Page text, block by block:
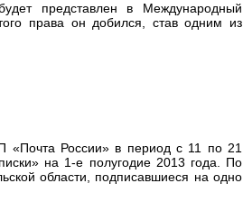
представлен в Международный
права он добился, став одним из
«Почта России» в период с 11 по 21
на 1-е полугодие 2013 года. По
области, подписавшиеся на одно